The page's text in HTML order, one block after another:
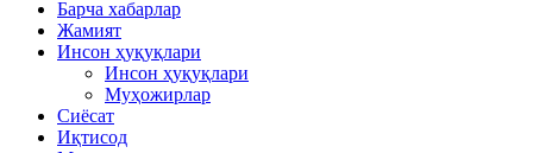
Барча хабарлар
Жамият
Инсон ҳуқуқлари
Инсон ҳуқуқлари
Муҳожирлар
Сиёсат
Иқтисод